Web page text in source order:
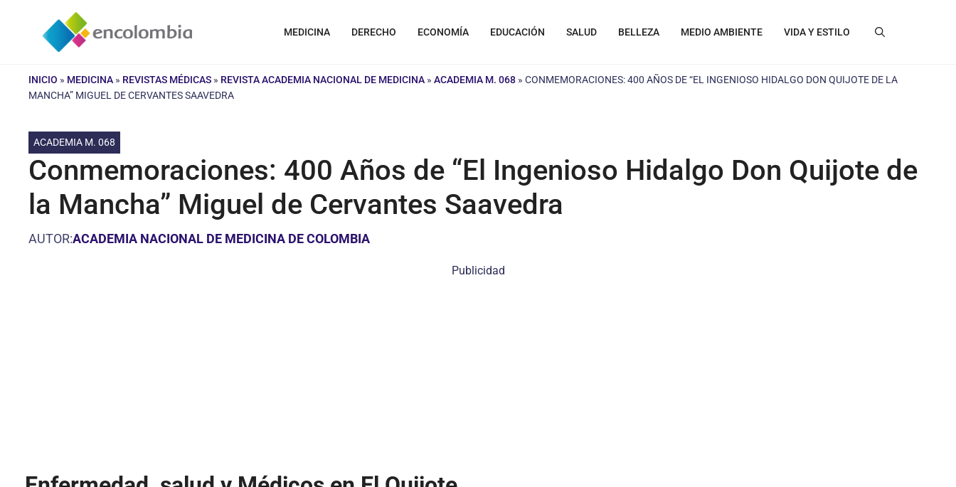
contenido
MEDICINA DERECHO ECONOMÍA EDUCACIÓN SALUD BELLEZA MEDIO AMBIENTE VIDA Y ESTILO
INICIO » MEDICINA » REVISTAS MÉDICAS » REVISTA ACADEMIA NACIONAL DE MEDICINA » ACADEMIA M. 068 » CONMEMORACIONES: 400 AÑOS DE “EL INGENIOSO HIDALGO DON QUIJOTE DE LA
MANCHA” MIGUEL DE CERVANTES SAAVEDRA
ACADEMIA M. 068
Conmemoraciones: 400 Años de “El Ingenioso Hidalgo Don Quijote de
la Mancha” Miguel de Cervantes Saavedra
AUTOR:ACADEMIA NACIONAL DE MEDICINA DE COLOMBIA
Publicidad